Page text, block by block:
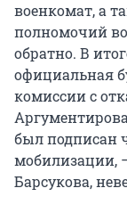
военкомат, а
полномочий
обратно. В
официальная
комиссии с
был подписан
мобилизации,
Барсукова,